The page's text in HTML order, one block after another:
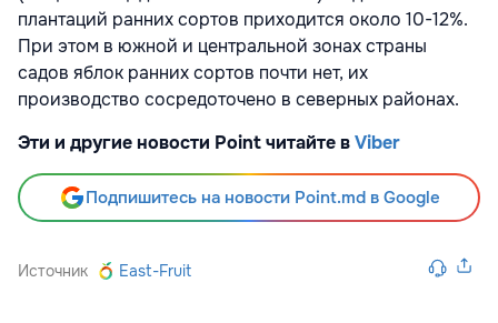
плантаций ранних сортов приходится около 10-12%.
При этом в южной и центральной зонах страны
садов яблок ранних сортов почти нет, их
производство сосредоточено в северных районах.
Эти и другие новости Point читайте вViber
Подпишитесь на новости Point.md в Google
Источник East-Fruit